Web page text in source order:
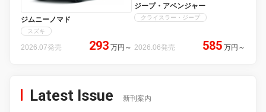
ジムニーノマド
スズキ
2026.07発売 293 万円 ～
ジープ・アベンジャー
クライスラー・ジープ
2026.06発売 585 万円 ～
Latest Issue 新刊案内